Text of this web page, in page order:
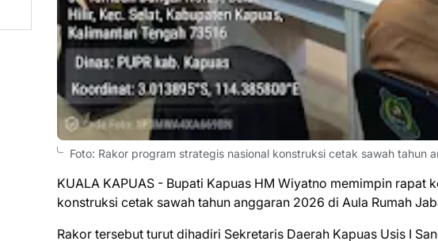
Foto: Rakor program strategis nasional konstruksi cetak sawah tahun
KUALA KAPUAS - Bupati Kapuas HM Wiyatno memimpin
konstruksi cetak sawah tahun anggaran 2026 di Aula Rumah
Rakor tersebut turut dihadiri Sekretaris Daerah Kapuas Usis I